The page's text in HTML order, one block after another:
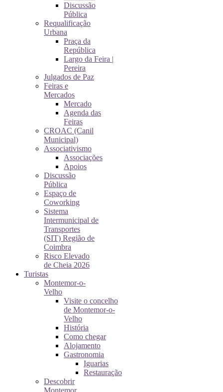
Discussão
Pública
Requalificação
Urbana
Praça da
República
Largo da Feira |
Pereira
Julgados de Paz
Feiras e
Mercados
Mercado
Agenda das
Feiras
CROAC (Canil
Municipal)
Associativismo
Associações
Apoios
Discussão
Pública
Espaço de
Coworking
Sistema
Intermunicipal de
Transportes
(SIT) Região de
Coimbra
Risco Elevado
de Cheia 2026
Turistas
Montemor-o-
Velho
Visite o concelho
de Montemor-o-
Velho
História
Como chegar
Alojamento
Gastronomia
Iguarias
Restauração
Descobrir
Montemor